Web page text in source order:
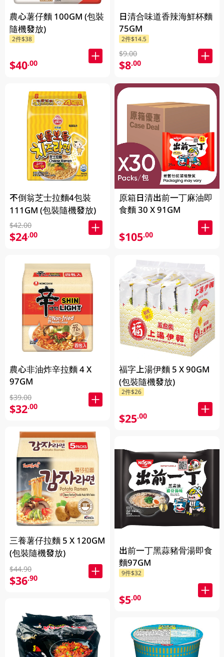
農心薯仔麵 100GM (包裝
隨機發放)
2件$38
$40.00
不倒翁芝士拉麵4包裝
111GM (包裝隨機發放)
$42.00
$24.00
農心非油炸辛拉麵 4 X
97GM
$39.00
$32.00
三養薯仔拉麵 5 X 120GM
(包裝隨機發放)
$44.90
$36.90
日清合味道香辣海鮮杯麵
75GM
2件$14.5
$9.00
$8.00
原箱日清出前一丁麻油即
食麵 30 X 91GM
$105.00
福字上湯伊麵 5 X 90GM
(包裝隨機發放)
2件$26
$25.00
出前一丁黑蒜豬骨湯即食
麵97GM
9件$32
$5.00